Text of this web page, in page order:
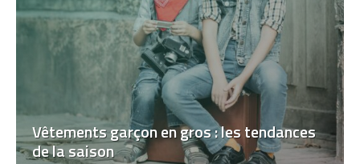
Vêtements garçon en gros : les tendances
de la saison